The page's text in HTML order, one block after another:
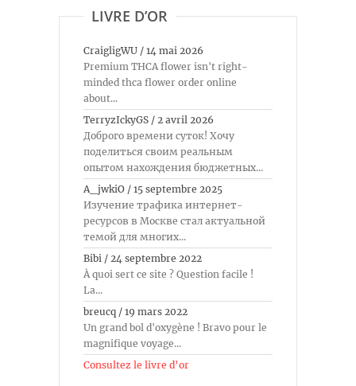
LIVRE D’OR
CraigligWU / 14 mai 2026
Premium THCA flower isn't right-
minded thca flower order online
about...
TerryzIckyGS / 2 avril 2026
Доброго времени суток! Хочу
поделиться своим реальным
опытом нахождения бюджетных...
A_jwkiO / 15 septembre 2025
Изучение трафика интернет-
ресурсов в Москве стал актуальной
темой для многих...
Bibi / 24 septembre 2022
À quoi sert ce site ? Question facile !
La...
breucq / 19 mars 2022
Un grand bol d'oxygène ! Bravo pour le
magnifique voyage...
Consultez le livre d’or